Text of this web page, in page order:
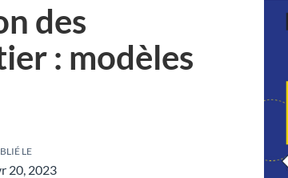
des
: modèles
LE
20, 2023